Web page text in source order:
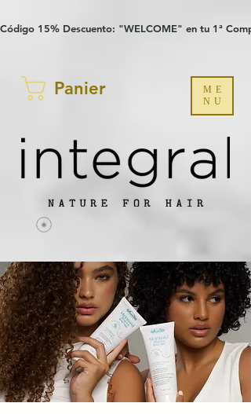
Código 15% Descuento: "WELCOME" en tu 1ª
Panier
ME
NU